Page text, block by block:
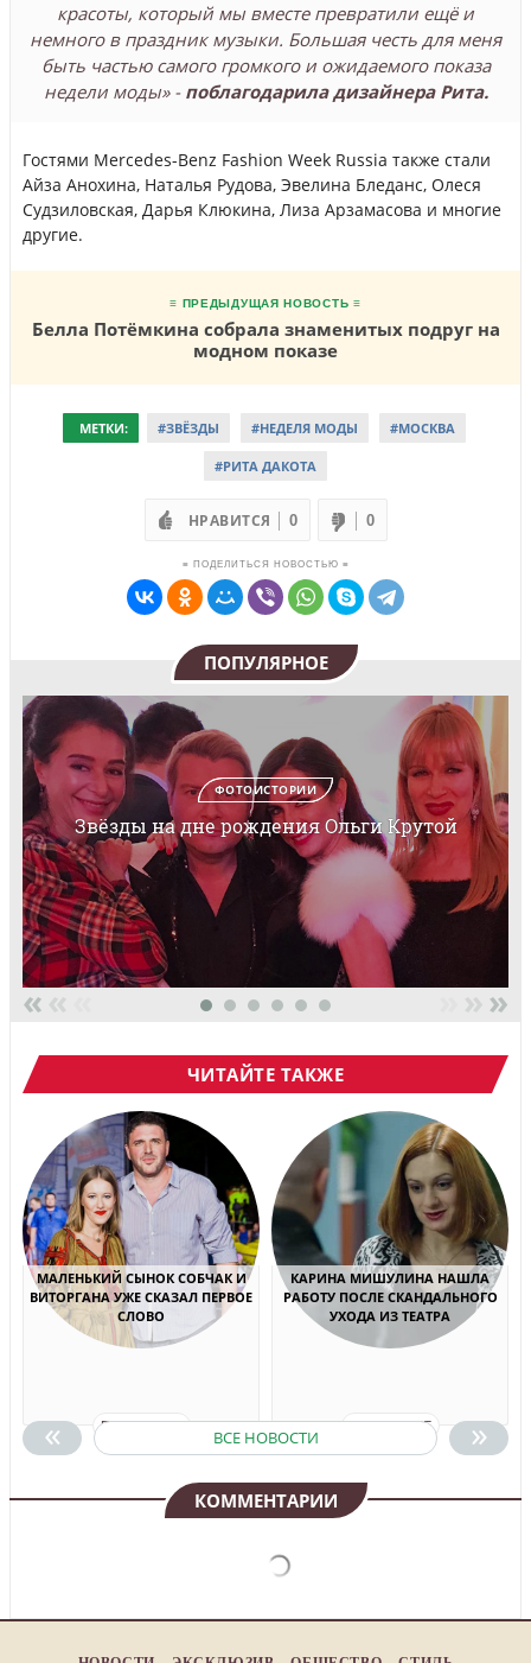
красоты, который мы вместе превратили ещё и
немного в праздник музыки. Большая честь для меня
быть частью самого громкого и ожидаемого показа
недели моды» - поблагодарила дизайнера Рита.
Гостями Mercedes-Benz Fashion Week Russia также стали
Айза Анохина, Наталья Рудова, Эвелина Бледанс, Олеся
Судзиловская, Дарья Клюкина, Лиза Арзамасова и многие
другие.
≡ ПРЕДЫДУЩАЯ НОВОСТЬ ≡
Белла Потёмкина собрала знаменитых подруг на
модном показе
МЕТКИ: #ЗВЁЗДЫ #НЕДЕЛЯ МОДЫ #МОСКВА
#РИТА ДАКОТА
НРАВИТСЯ 0 0
≡ ПОДЕЛИТЬСЯ НОВОСТЬЮ ≡
ПОПУЛЯРНОЕ
ФОТОИСТОРИИ
Звёзды на дне рождения Ольги Крутой
««« »»»
ЧИТАЙТЕ ТАКЖЕ
« »
МАЛЕНЬКИЙ СЫНОК СОБЧАК И
ВИТОРГАНА УЖЕ СКАЗАЛ ПЕРВОЕ
СЛОВО
ПОДРОБНЕЕ
КАРИНА МИШУЛИНА НАШЛА
РАБОТУ ПОСЛЕ СКАНДАЛЬНОГО
УХОДА ИЗ ТЕАТРА
ПОДРОБНЕЕ
ВСЕ НОВОСТИ
КОММЕНТАРИИ